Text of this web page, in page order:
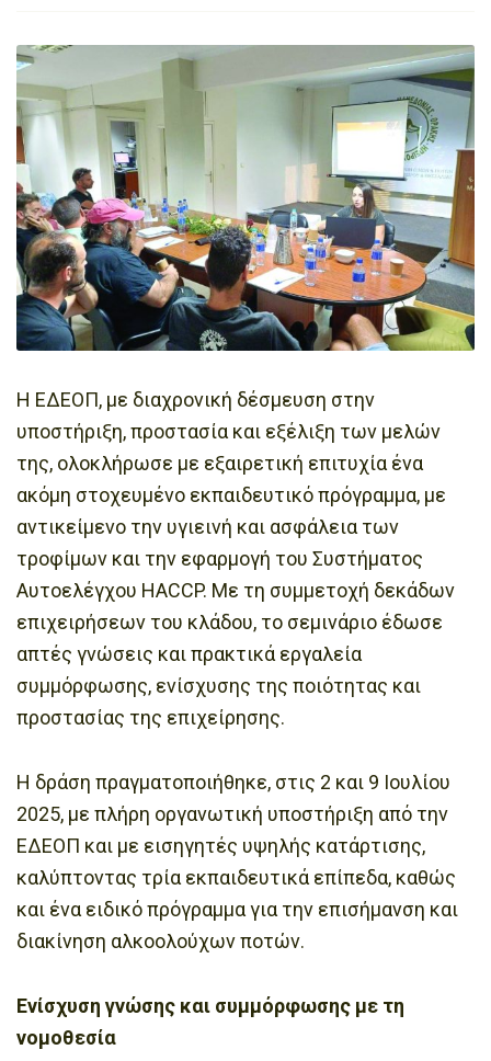
Η ΕΔΕΟΠ, με διαχρονική δέσμευση στην
υποστήριξη, προστασία και εξέλιξη των μελών
της, ολοκλήρωσε με εξαιρετική επιτυχία ένα
ακόμη στοχευμένο εκπαιδευτικό πρόγραμμα, με
αντικείμενο την υγιεινή και ασφάλεια των
τροφίμων και την εφαρμογή του Συστήματος
Αυτοελέγχου HACCP. Με τη συμμετοχή δεκάδων
επιχειρήσεων του κλάδου, το σεμινάριο έδωσε
απτές γνώσεις και πρακτικά εργαλεία
συμμόρφωσης, ενίσχυσης της ποιότητας και
προστασίας της επιχείρησης.
Η δράση πραγματοποιήθηκε, στις 2 και 9 Ιουλίου
2025, με πλήρη οργανωτική υποστήριξη από την
ΕΔΕΟΠ και με εισηγητές υψηλής κατάρτισης,
καλύπτοντας τρία εκπαιδευτικά επίπεδα, καθώς
και ένα ειδικό πρόγραμμα για την επισήμανση και
διακίνηση αλκοολούχων ποτών.
Ενίσχυση γνώσης και συμμόρφωσης με τη
νομοθεσία